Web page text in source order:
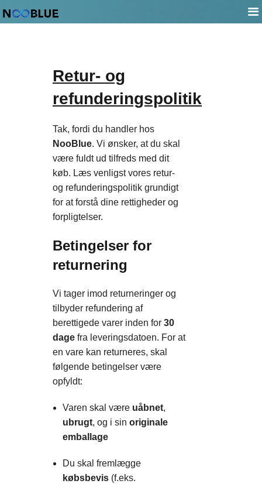
Retur- og
refunderingspolitik
Tak, fordi du handler hos
NooBlue. Vi ønsker, at du skal
være fuldt ud tilfreds med dit
køb. Læs venligst vores retur-
og refunderingspolitik grundigt
for at forstå dine rettigheder og
forpligtelser.
Betingelser for
returnering
Vi tager imod returneringer og
tilbyder refundering af
berettigede varer inden for 30
dage fra leveringsdatoen. For at
en vare kan returneres, skal
følgende betingelser være
opfyldt:
Varen skal være uåbnet,
ubrugt, og i sin originale
emballage
Du skal fremlægge
købsbevis (f.eks.